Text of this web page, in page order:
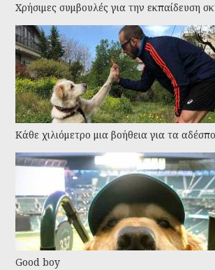
Χρήσιμες συμβουλές για την εκπαίδευση
Kάθε χιλιόμετρο μια βοήθεια για τα
Good boy